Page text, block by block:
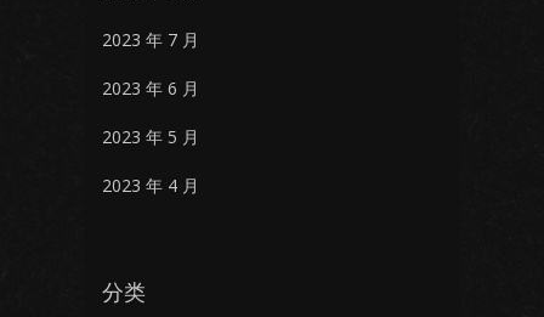
2023 年 7 月
2023 年 6 月
2023 年 5 月
2023 年 4 月
分类